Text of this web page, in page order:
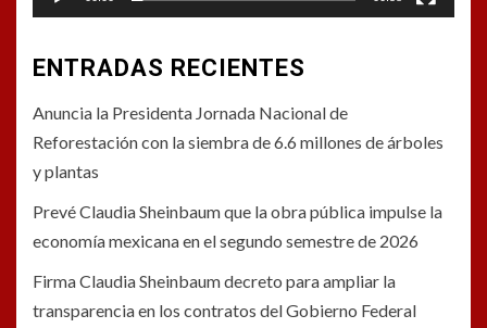
ENTRADAS RECIENTES
Anuncia la Presidenta Jornada Nacional de
Reforestación con la siembra de 6.6 millones de árboles
y plantas
Prevé Claudia Sheinbaum que la obra pública impulse la
economía mexicana en el segundo semestre de 2026
Firma Claudia Sheinbaum decreto para ampliar la
transparencia en los contratos del Gobierno Federal